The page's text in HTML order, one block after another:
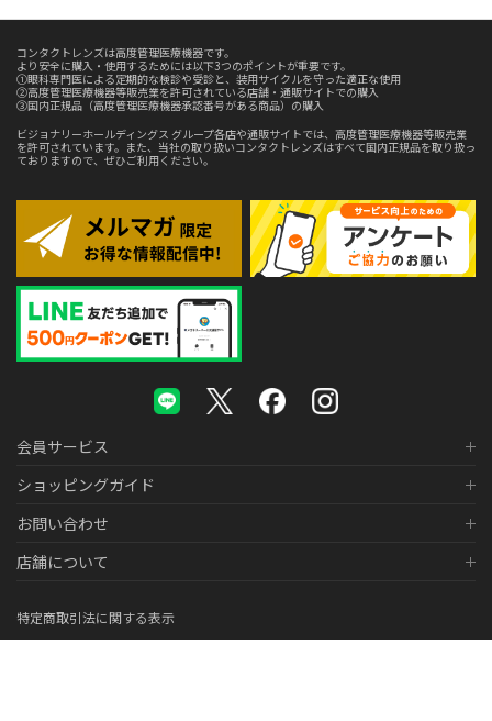
コンタクトレンズは高度管理医療機器です。
より安全に購入・使用するためには以下3つのポイントが重要です。
①眼科専門医による定期的な検診や受診と、装用サイクルを守った適正な使用
②高度管理医療機器等販売業を許可されている店舗・通販サイトでの購入
③国内正規品（高度管理医療機器承認番号がある商品）の購入
ビジョナリーホールディングス グループ各店や通販サイトでは、高度管理医療機器等販売業
を許可されています。また、当社の取り扱いコンタクトレンズはすべて国内正規品を取り扱っ
ておりますので、ぜひご利用ください。
会員サービス
ショッピングガイド
お問い合わせ
店舗について
特定商取引法に関する表示